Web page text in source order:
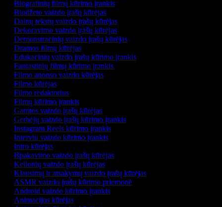
Biografinių filmų kūrimo įrankis
Biudžeto vaizdo įrašų kūrėjas
Dainų tekstų vaizdo įrašų kūrėjas
Dekoravimo vaizdo įrašų kūrėjas
Demonstracinių vaizdo įrašų kūrėjas
Dramos filmų kūrėjas
Edukacinių vaizdo įrašų kūrimo įrankis
Fantastinių filmų kūrimo įrankis
Filmo anonso vaizdo kūrėjas
Filmo kūrėjas
Filmo redaktorius
Filmų kūrimo įrankis
Gamtos vaizdo įrašų kūrėjas
Gerbėjų vaizdo įrašų kūrimo įrankis
Instagram Reels kūrimo įrankis
Interviu vaizdo kūrimo įrankis
Intro kūrėjas
Išpakavimo vaizdo įrašų kūrėjas
Kelionių vaizdo įrašų kūrėjas
Klausimų ir atsakymų vaizdo įrašų kūrėjas
ASMR vaizdo įrašų kūrimo priemonė
Android vaizdo kūrimo įrankis
Animacijos kūrėjas